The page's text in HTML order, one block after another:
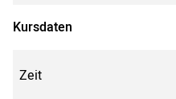
Kursdaten
Zeit